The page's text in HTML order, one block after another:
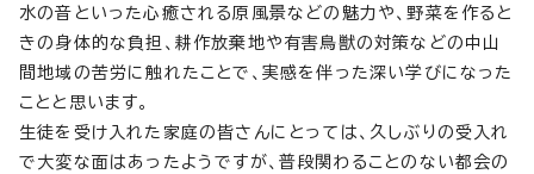
水の音といった心癒される原風景などの魅力や、野菜を作ると
きの身体的な負担、耕作放棄地や有害鳥獣の対策などの中山
間地域の苦労に触れたことで、実感を伴った深い学びになった
ことと思います。
生徒を受け入れた家庭の皆さんにとっては、久しぶりの受入れ
で大変な面はあったようですが、普段関わることのない都会の